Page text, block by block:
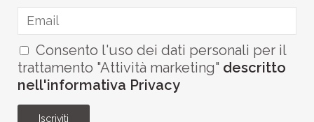
Consento l'uso dei dati personali per il
trattamento "Attività marketing" descritto
nell'informativa Privacy
Iscriviti